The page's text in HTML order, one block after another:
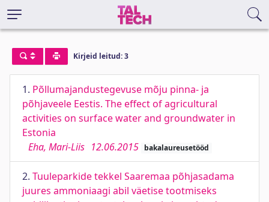
Kirjeid leitud: 3
1. Põllumajandustegevuse mõju pinna- ja
põhjaveele Eestis. The effect of agricultural
activities on surface water and groundwater in
Estonia
Eha, Mari-Liis 12.06.2015 bakalaureusetööd
2. Tuuleparkide tekkel Saaremaa põhjasadama
juures ammoniaagi abil väetise tootmiseks